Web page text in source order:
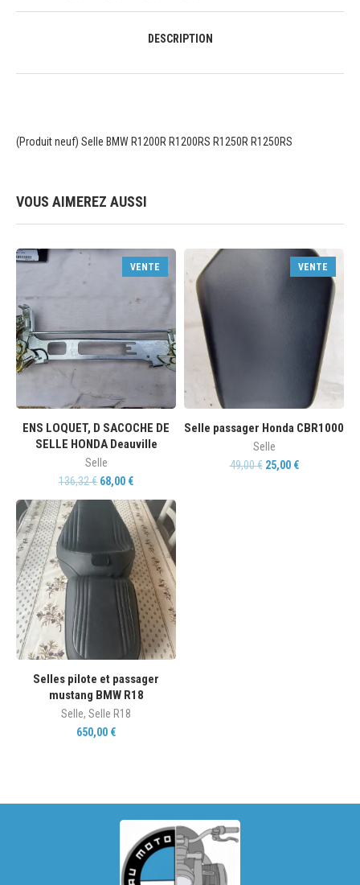
DESCRIPTION
(Produit neuf) Selle BMW R1200R R1200RS R1250R R1250RS
VOUS AIMEREZ AUSSI
VENTE
ENS LOQUET, D SACOCHE DE
SELLE HONDA Deauville
Selle
136,32€ 68,00 €
VENTE
Selle passager Honda CBR1000
Selle
49,00€ 25,00 €
Selles pilote et passager
mustang BMW R18
Selle, Selle R18
650,00 €